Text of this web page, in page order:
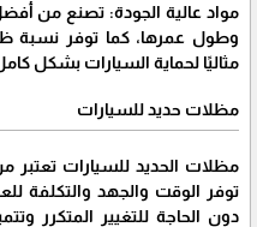
مواد عالية الجودة: تصنع من
مثاليًا لحماية السيارات بشكل
مظلات حديد للسيارات
مظلات الحديد للسيارات تعتبر
توفر الوقت والجهد والتكلفة
دون الحاجة للتغيير المتكرر